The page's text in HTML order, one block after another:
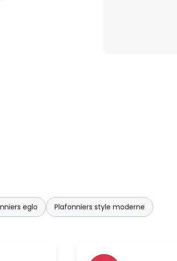
eglo Plafonniers style moderne